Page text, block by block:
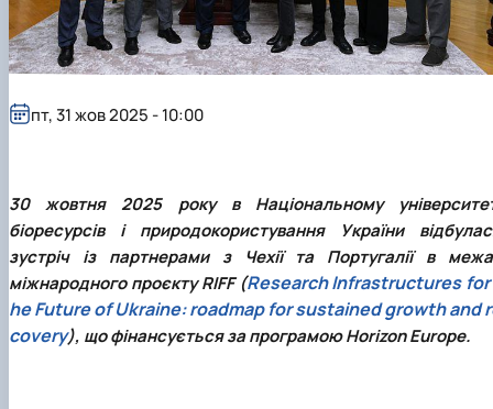
30 жовтня 2025 року в Національному
біоресурсів і природокористування України
зустріч із партнерами з Чехії та Португалії в
міжнародного проєкту RIFF (Research Infrastructures
he Future of Ukraine: roadmap for sustained growth and
covery), що фінансується за програмою Horizon Europe.
пт, 31 жов 2025 - 10:00